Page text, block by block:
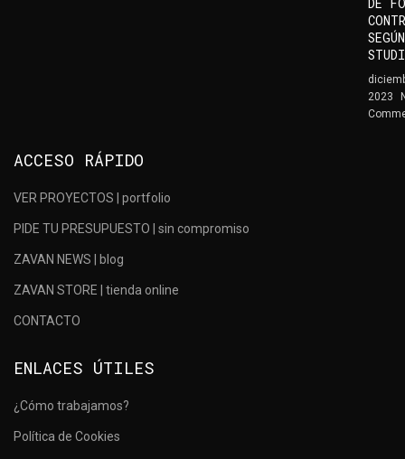
2023
ACCESO RÁPIDO
VER PROYECTOS | portfolio
PIDE TU PRESUPUESTO | sin compromiso
ZAVAN NEWS | blog
ZAVAN STORE | tienda online
CONTACTO
ENLACES ÚTILES
¿Cómo trabajamos?
Política de Cookies